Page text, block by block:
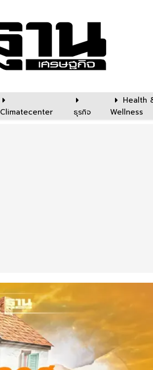
Climatecenter ธุรกิจ
Health
Wellness